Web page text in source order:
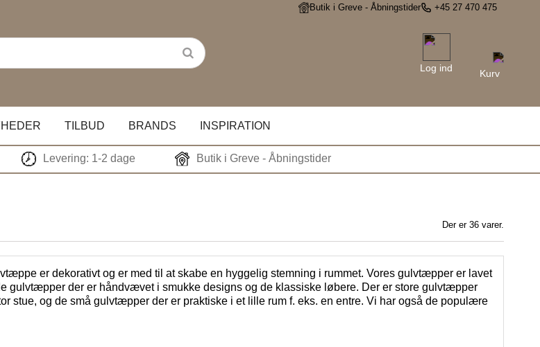
Butik i Greve - Åbningstider +45 27 470 475
Log ind
Kurv
TILBUD BRANDS INSPIRATION
Levering: 1-2 dage Butik i Greve - Åbningstider
Der er 36 varer.
er dekorativt og er med til at skabe en hyggelig stemning i rummet. Vores gulvtæpper er lavet
gulvtæpper der er håndvævet i smukke designs og de klassiske løbere. Der er store gulvtæpper
stue, og de små gulvtæpper der er praktiske i et lille rum f. eks. en entre. Vi har også de populære